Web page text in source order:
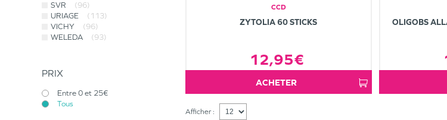
SVR
(96)
URIAGE
(113)
VICHY
(96)
WELEDA
(93)
PRIX
Entre 0 et 25€
Tous
CCD
ZYTOLIA 60 STICKS
12,95€
ACHETER
OLIGOBS
Afficher :